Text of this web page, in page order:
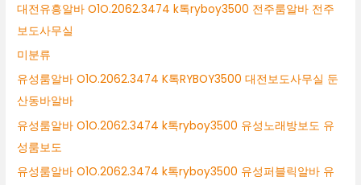
대전유흥알바 O1O.2062.3474 k톡ryboy3500 전주룸알바 전주
보도사무실
미분류
유성룸알바 O1O.2062.3474 K톡RYBOY3500 대전보도사무실 둔
산동바알바
유성룸알바 O1O.2062.3474 k톡ryboy3500 유성노래방보도 유
성룸보도
유성룸알바 O1O.2062.3474 k톡ryboy3500 유성퍼블릭알바 유